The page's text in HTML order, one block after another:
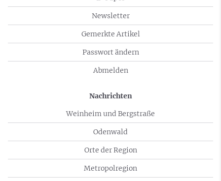
Newsletter
Gemerkte Artikel
Passwort ändern
Abmelden
Nachrichten
Weinheim und Bergstraße
Odenwald
Orte der Region
Metropolregion